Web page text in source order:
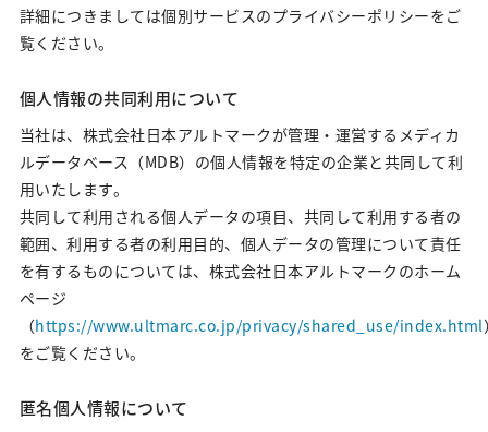
詳細につきましては個別サービスのプライバシーポリシーをご
覧ください。
個人情報の共同利用について
当社は、株式会社日本アルトマークが管理・運営するメディカ
ルデータベース（MDB）の個人情報を特定の企業と共同して利
用いたします。
共同して利用される個人データの項目、共同して利用する者の
範囲、利用する者の利用目的、個人データの管理について責任
を有するものについては、株式会社日本アルトマークのホーム
ページ
（https://www.ultmarc.co.jp/privacy/shared_use/index.html
をご覧ください。
匿名個人情報について